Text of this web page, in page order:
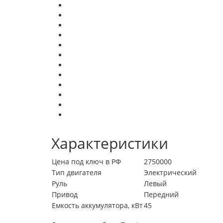
Характеристики
Цена под ключ в РФ
2750000
Тип двигателя
Электрический
Руль
Левый
Привод
Передний
Емкость аккумулятора, кВт45